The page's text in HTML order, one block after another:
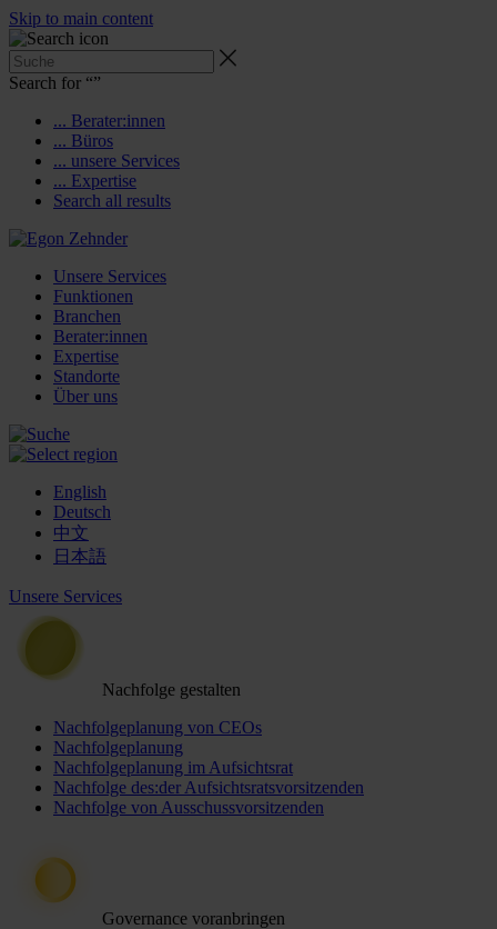
Skip to main content
Search for “”
... Berater:innen
... Büros
... unsere Services
... Expertise
Search all results
Unsere Services
Funktionen
Branchen
Berater:innen
Expertise
Standorte
Über uns
English
Deutsch
中文
日本語
Unsere Services
Nachfolge gestalten
Nachfolgeplanung von CEOs
Nachfolgeplanung
Nachfolgeplanung im Aufsichtsrat
Nachfolge des:der Aufsichtsratsvorsitzenden
Nachfolge von Ausschussvorsitzenden
Governance voranbringen